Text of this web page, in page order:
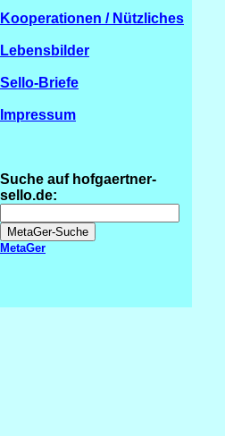
Kooperationen / Nützliches
Lebensbilder
Sello-Briefe
Impressum
Suche auf hofgaertner-
sello.de:
MetaGer